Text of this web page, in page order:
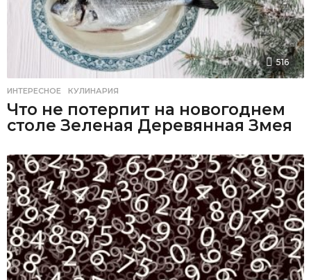
516
ИНТЕРЕСНОЕ ,КУЛИНАРИЯ
Что не потерпит на новогоднем
столе Зеленая Деревянная Змея